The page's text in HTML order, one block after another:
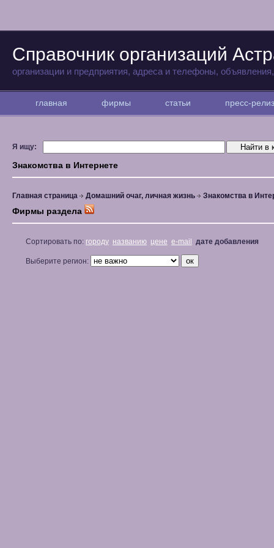
Справочник организаций
организации и предприятия, адреса и телефоны,
главная фирмы статьи пресс-
Я ищу:
Знакомства в Интернете
Главная страница Домашний очаг, личная жизнь Знакомства в
Фирмы раздела
Сортировать по: городу названию цене e-mail дате добавления
Выберите регион: